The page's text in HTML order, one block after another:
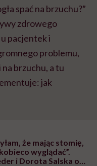
spać na brzuchu?”
zdrowego
u pacjentek i
problemu,
na brzuchu, a tu
jak
że mając stomię,
wyglądać”.
i Dorota Salska o